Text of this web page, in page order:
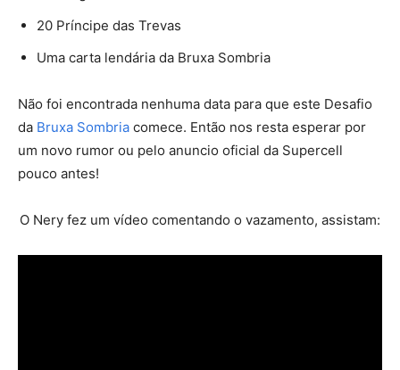
20 Príncipe das Trevas
Uma carta lendária da Bruxa Sombria
Não foi encontrada nenhuma data para que este Desafio
da Bruxa Sombria comece. Então nos resta esperar por
um novo rumor ou pelo anuncio oficial da Supercell
pouco antes!
O Nery fez um vídeo comentando o vazamento, assistam: